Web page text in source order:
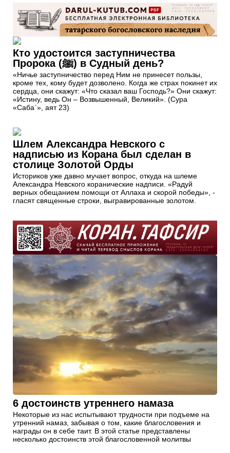
Кто удостоится заступничества
Пророка (ﷺ) в Судный день?
«Ничье заступничество перед Ним не принесет пользы,
кроме тех, кому будет дозволено. Когда же страх покинет их
сердца, они скажут: «Что сказал ваш Господь?» Они скажут:
«Истину, ведь Он – Возвышенный, Великий». (Сура
«Саба`», аят 23)
Шлем Александра Невского с
надписью из Корана был сделан в
столице Золотой Орды
Историков уже давно мучает вопрос, откуда на шлеме
Александра Невского коранические надписи. «Радуй
верных обещанием помощи от Аллаха и скорой победы», -
гласят священные строки, выгравированные золотом.
6 достоинств утреннего намаза
Некоторые из нас испытывают трудности при подъеме на
утренний намаз, забывая о том, какие благословения и
награды он в себе таит. В этой статье представлены
несколько достоинств этой благословенной молитвы